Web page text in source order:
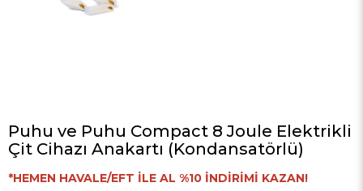
Puhu ve Puhu Compact 8 Joule Elektrikli
Çit Cihazı Anakartı (Kondansatörlü)
*HEMEN HAVALE/EFT İLE AL %10 İNDİRİMİ KAZAN!